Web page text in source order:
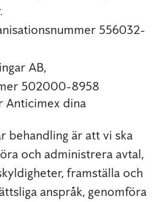
556032-
AB,
502000-8958
Anticimex dina
behandling är att vi ska
och administrera avtal,
framställa och
anspråk, genomföra